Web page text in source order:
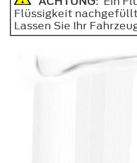
Flüssigkeit
Lassen Sie Ihr